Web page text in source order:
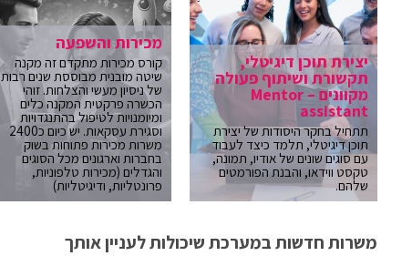
יצירת תוכן דיגיטלי,
תקשורת ושיתוף פעולה
מקוונים – Mentor
assistant
תתחיל בחקר היסודות של יצירת
תוכן דיגיטלי, תלמד כיצד לעבוד
עם סוגים שונים של אודיו, תמונה,
טקסט ווידאו, והבנת הפורמטים
שלהם.
מכירות והשפעה
קורס מכירות מתקדם זה מקנה
שיטה מובנית מבוססת שנים רבות
של ניסיון מעשי והצלחות. זוהי
הכשרה פרקטית המקנה כלים
ומיומנויות לטיפול בהתנגדויות
וסגירת עסקאות. יש כיום כ2400
משרות מכירות פתוחות בשוק
בחברות וארגונים מכל הסוגים
והגדלים (מכירות טלפוניות,
פרונטליות, ודיגיטליות)
משרות חדשות במערכת שיכולות לעניין אותך